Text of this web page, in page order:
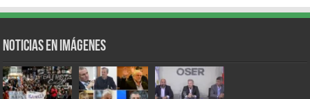
Noticias en Imágenes